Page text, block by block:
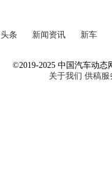
头条 新闻资讯 新车
©2019-2025 中国汽车动态
关于我们 供稿服